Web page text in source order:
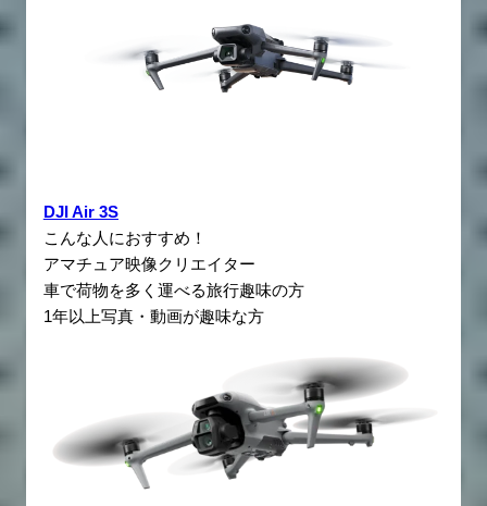
DJI Air 3S
こんな人におすすめ！
アマチュア映像クリエイター
車で荷物を多く運べる旅行趣味の方
1年以上写真・動画が趣味な方